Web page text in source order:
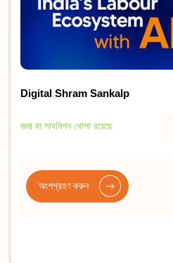
জমা বা সাবমিশন খোলা রয়েছে
Digital Shram Sankalp
অংশগ্রহণ করুন